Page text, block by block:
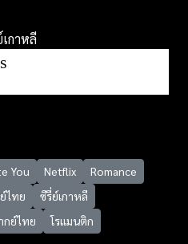
กาหลี
You Netflix
Romance
ไทย
ซีรี่ย์เกาหลี
กย์ไทย โรแมนติก